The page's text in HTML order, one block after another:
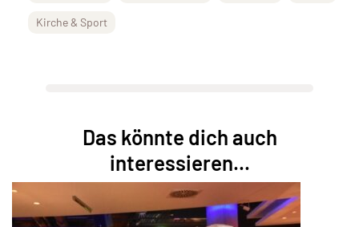
Kirche & Sport
Das könnte dich auch
interessieren...